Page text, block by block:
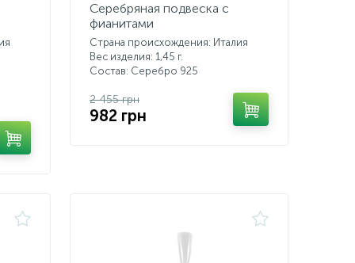
Серебряная подвеска с
фианитами
Страна происхождения: Италия
Вес изделия: 1,45 г.
Состав: Серебро 925
2 455 грн
982 грн